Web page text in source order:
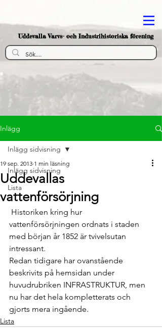
Uddevalla Varvs- och Industrihistoriska förening
Inlägg
Inlägg sidvisning
Lista
Inlägg sidvisning
Uddevallas
vattenförsörjning
19 sep. 2013 1 min läsning
vattenförsörjningen ordnats i staden
med början år 1852 är tvivelsutan
intressant.
Redan tidigare har ovanstående
beskrivits på hemsidan under
huvudrubriken INFRASTRUKTUR, men
nu har det hela kompletterats och
gjorts mera ingående.
Lista